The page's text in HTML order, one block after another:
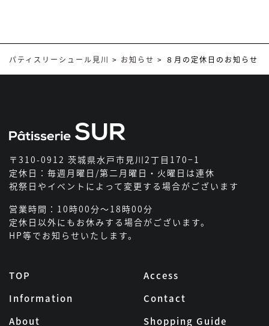
パティスリーシュール見川 > お知らせ > ８月の定休日のお知らせ
〒310-0912 茨城県水戸市見川2丁目170−1
定休日：毎週月曜日/第二月曜日・火曜日は連休
祝祭日やイベントによって変更する場合がございます
営業時間：10時00分～18時00分
定休日以外にもお休みする場合がございます。
HP等でお知らせいたします。
TOP
Information
About
Access
Contact
Shopping Guide